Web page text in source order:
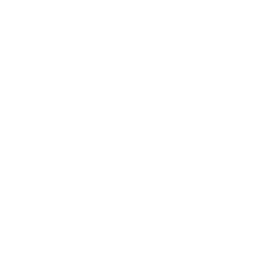
туры, путёвки в дома отдыха, туристическое снаряжение,